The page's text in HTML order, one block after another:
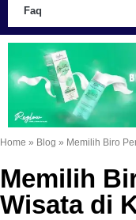
Faq
Home » Blog » Memilih Biro
Memilih
Wisata di